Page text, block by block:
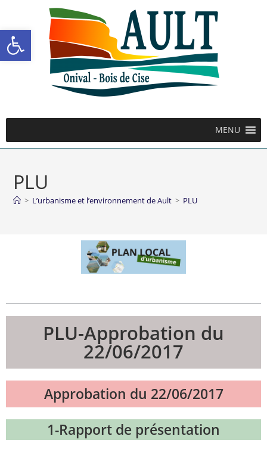
Ouvrir la barre d’outils
MENU
PLU
> L’urbanisme et l’environnement de Ault > PLU
PLU-Approbation du
22/06/2017
Approbation du 22/06/2017
1-Rapport de présentation